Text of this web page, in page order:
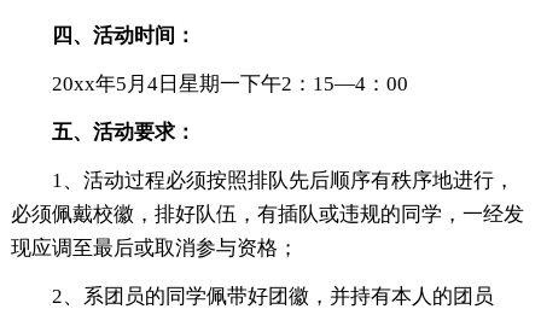
四、活动时间：
20xx年5月4日星期一下午2：15—4：00
五、活动要求：
1、活动过程必须按照排队先后顺序有秩序地进行，
必须佩戴校徽，排好队伍，有插队或违规的同学，一经发
现应调至最后或取消参与资格；
2、系团员的同学佩带好团徽，并持有本人的团员